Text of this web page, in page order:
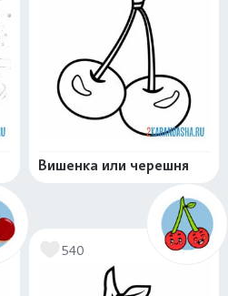
Вишенка или черешня
540